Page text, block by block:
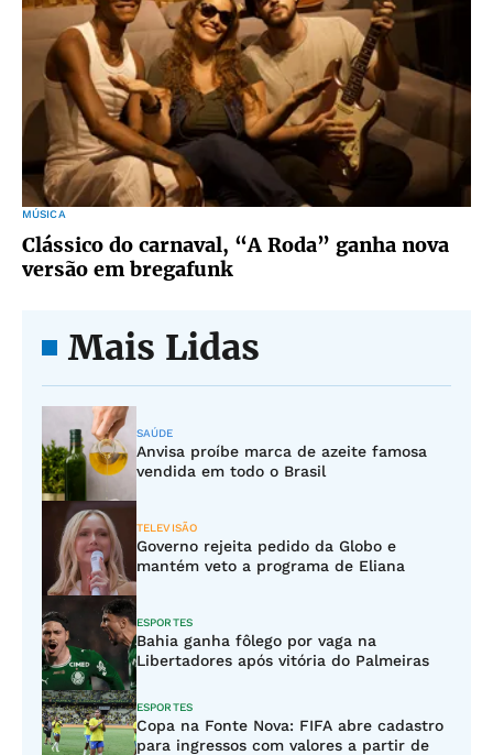
MÚSICA
Clássico do carnaval, “A Roda” ganha nova
versão em bregafunk
Mais Lidas
SAÚDE
Anvisa proíbe marca de azeite famosa
vendida em todo o Brasil
TELEVISÃO
Governo rejeita pedido da Globo e
mantém veto a programa de Eliana
ESPORTES
Bahia ganha fôlego por vaga na
Libertadores após vitória do Palmeiras
ESPORTES
Copa na Fonte Nova: FIFA abre cadastro
para ingressos com valores a partir de